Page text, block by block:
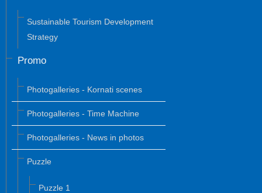
Sustainable Tourism Development
Strategy
Promo
Photogalleries - Kornati scenes
Photogalleries - Time Machine
Photogalleries - News in photos
Puzzle
Puzzle 1